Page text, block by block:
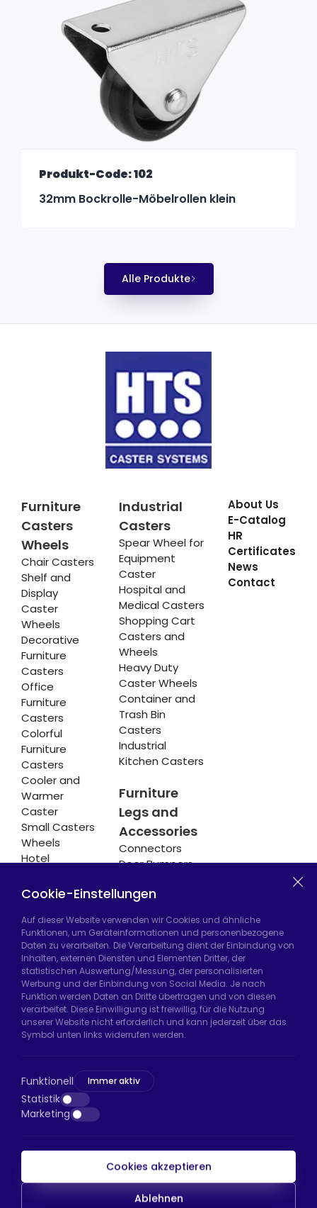
Produkt-Code: 102
32mm Bockrolle-Möbelrollen klein
Alle Produkte
Furniture
Casters
Wheels
Chair Casters
Shelf and
Display
Caster
Wheels
Decorative
Furniture
Casters
Office
Furniture
Casters
Colorful
Furniture
Casters
Cooler and
Warmer
Caster
Small Casters
Wheels
Hotel
Casters
Industrial
Casters
Spear Wheel for
Equipment
Caster
Hospital and
Medical Casters
Shopping Cart
Casters and
Wheels
Heavy Duty
Caster Wheels
Container and
Trash Bin
Casters
Industrial
Kitchen Casters
Furniture
Legs and
Accessories
Connectors
Door Bumpers
About Us
E-Catalog
HR
Certificates
News
Contact
Hadımköy Fabrik:Atatürk Sanayi Bölgesi,
Uzunçayır Caddesi, No:11 Hadımköy, 34555
Arnavutköy/İstanbul
Telefon: +90 212 640 66 46
E-Mail: export@htsteker.com
D:a, 34045 Bayrampaşa/İstanbul
Telefon:+90 530 044 64 87
E-Mail: info@htsteker.com
HTS-Zahlung
Cookie-Einstellungen
Auf dieser Website verwenden wir Cookies und ähnliche
Funktionen, um Geräteinformationen und personenbezogene
Daten zu verarbeiten. Die Verarbeitung dient der Einbindung von
Inhalten, externen Diensten und Elementen Dritter, der
statistischen Auswertung/Messung, der personalisierten
Werbung und der Einbindung von Social Media. Je nach
Funktion werden Daten an Dritte übertragen und von diesen
verarbeitet. Diese Einwilligung ist freiwillig, für die Nutzung
unserer Website nicht erforderlich und kann jederzeit über das
Symbol unten links widerrufen werden.
Funktionell Immer aktiv
Statistik
Marketing
Cookies akzeptieren
Ablehnen